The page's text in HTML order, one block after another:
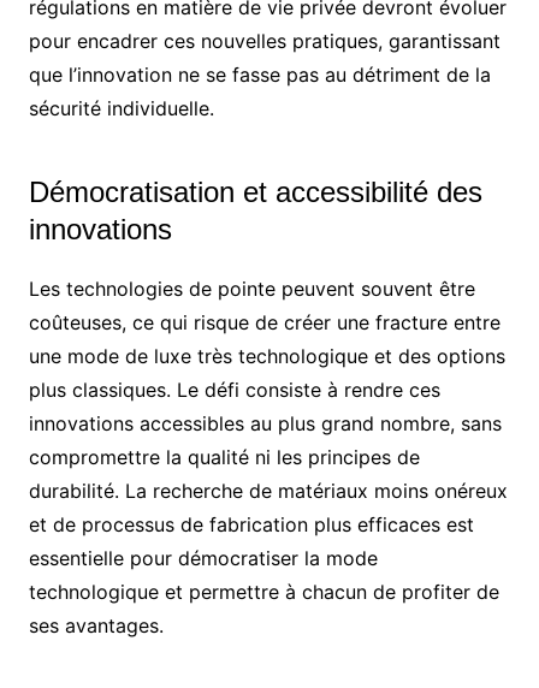
régulations en matière de vie privée devront évoluer
pour encadrer ces nouvelles pratiques, garantissant
que l’innovation ne se fasse pas au détriment de la
sécurité individuelle.
Démocratisation et accessibilité des
innovations
Les technologies de pointe peuvent souvent être
coûteuses, ce qui risque de créer une fracture entre
une mode de luxe très technologique et des options
plus classiques. Le défi consiste à rendre ces
innovations accessibles au plus grand nombre, sans
compromettre la qualité ni les principes de
durabilité. La recherche de matériaux moins onéreux
et de processus de fabrication plus efficaces est
essentielle pour démocratiser la mode
technologique et permettre à chacun de profiter de
ses avantages.